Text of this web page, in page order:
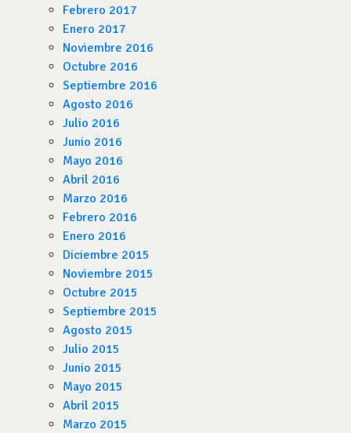
Febrero 2017
Enero 2017
Noviembre 2016
Octubre 2016
Septiembre 2016
Agosto 2016
Julio 2016
Junio 2016
Mayo 2016
Abril 2016
Marzo 2016
Febrero 2016
Enero 2016
Diciembre 2015
Noviembre 2015
Octubre 2015
Septiembre 2015
Agosto 2015
Julio 2015
Junio 2015
Mayo 2015
Abril 2015
Marzo 2015